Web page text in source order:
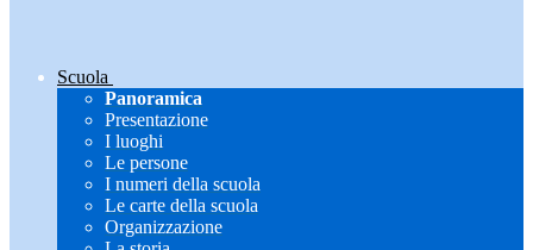
Scuola
Panoramica
Presentazione
I luoghi
Le persone
I numeri della scuola
Le carte della scuola
Organizzazione